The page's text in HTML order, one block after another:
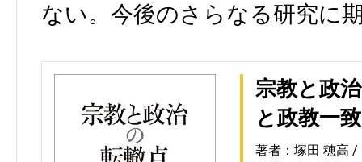
ない。今後のさらなる研究に
宗教と政
と政教一
著者：塚田 穂高